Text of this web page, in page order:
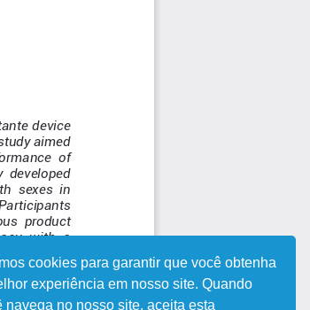
cookies para garantir que você obtenha
experiência em nosso site. Quando
navega no nosso site, aceita esta